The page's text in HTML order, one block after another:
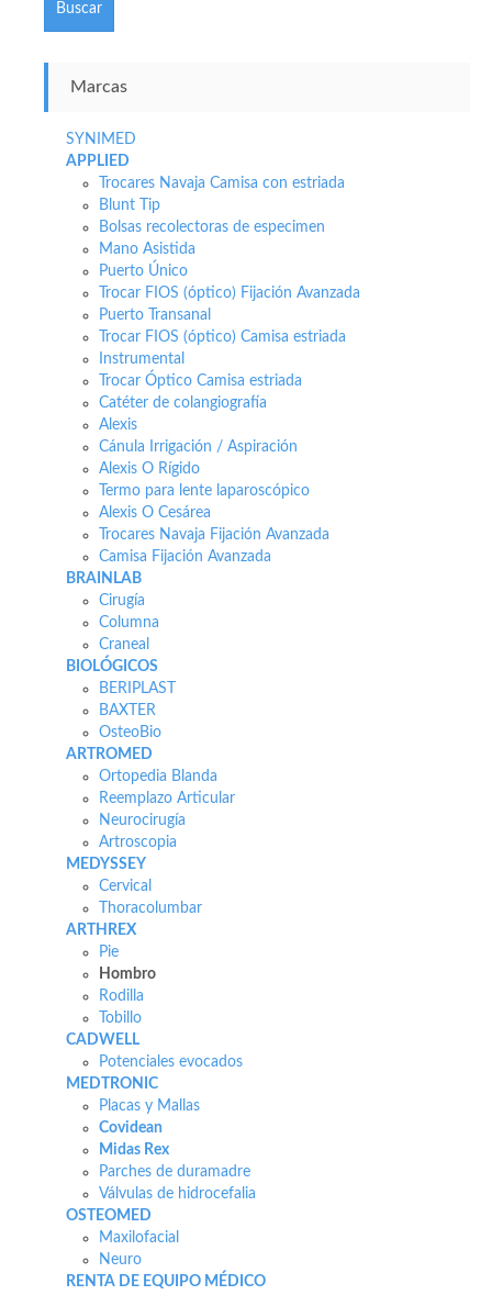
Buscar
Marcas
SYNIMED
APPLIED
Trocares Navaja Camisa con estriada
Blunt Tip
Bolsas recolectoras de especimen
Mano Asistida
Puerto Único
Trocar FIOS (óptico) Fijación Avanzada
Puerto Transanal
Trocar FIOS (óptico) Camisa estriada
Instrumental
Trocar Óptico Camisa estriada
Catéter de colangiografía
Alexis
Cánula Irrigación / Aspiración
Alexis O Rígido
Termo para lente laparoscópico
Alexis O Cesárea
Trocares Navaja Fijación Avanzada
Camisa Fijación Avanzada
BRAINLAB
Cirugía
Columna
Craneal
BIOLÓGICOS
BERIPLAST
BAXTER
OsteoBio
ARTROMED
Ortopedia Blanda
Reemplazo Articular
Neurocirugía
Artroscopia
MEDYSSEY
Cervical
Thoracolumbar
ARTHREX
Pie
Hombro
Rodilla
Tobillo
CADWELL
Potenciales evocados
MEDTRONIC
Placas y Mallas
Covidean
Midas Rex
Parches de duramadre
Válvulas de hidrocefalia
OSTEOMED
Maxilofacial
Neuro
RENTA DE EQUIPO MÉDICO